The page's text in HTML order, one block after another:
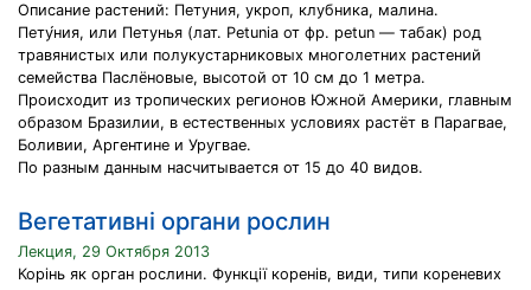
Описание растений: Петуния, укроп, клубника, малина.
Пету́ния, или Петунья (лат. Petunia от фр. petun — табак) род
травянистых или полукустарниковых многолетних растений
семейства Паслёновые, высотой от 10 см до 1 метра.
Происходит из тропических регионов Южной Америки, главным
образом Бразилии, в естественных условиях растёт в Парагвае,
Боливии, Аргентине и Уругвае.
По разным данным насчитывается от 15 до 40 видов.
Вегетативні органи рослин
Лекция, 29 Октября 2013
Корінь як орган рослини. Функції коренів, види, типи кореневих